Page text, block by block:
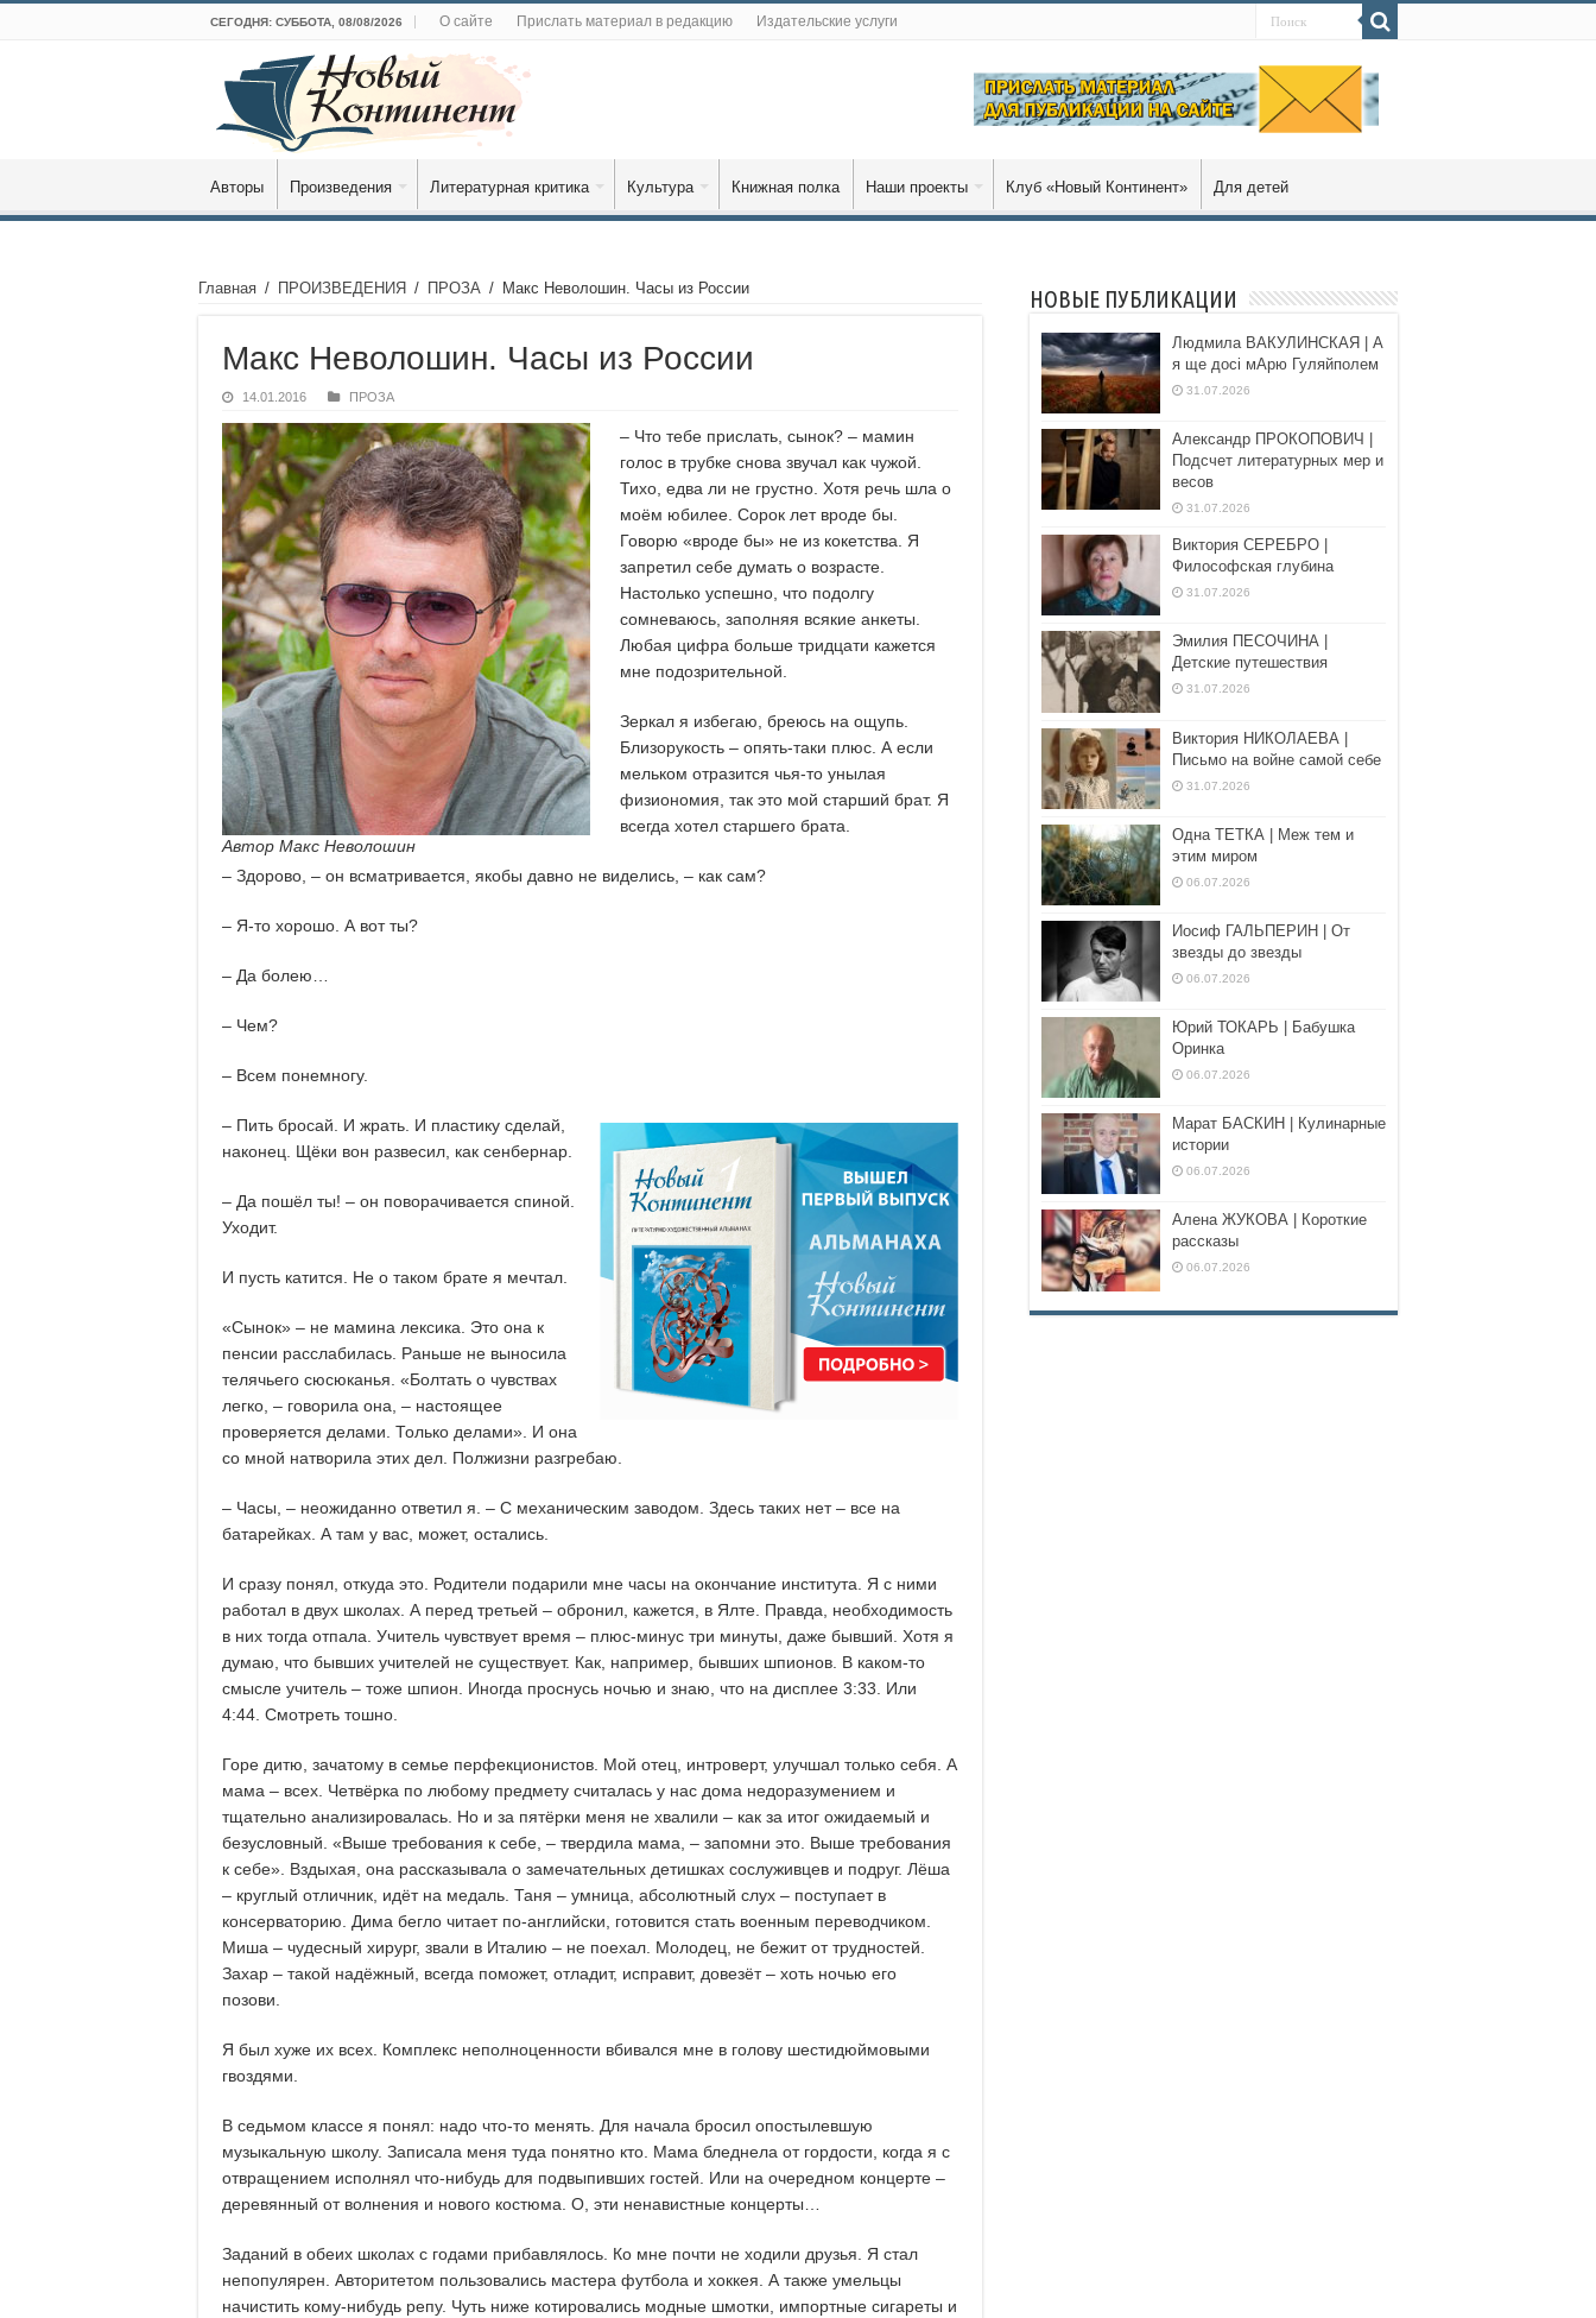
СЕГОДНЯ: СУББОТА, 08/08/2026 О сайте Прислать материал в редакцию Издательские услуги
Авторы Произведения Литературная критика Культура Книжная полка Наши проекты Клуб «Новый Континент» Для детей
Главная / ПРОИЗВЕДЕНИЯ / ПРОЗА / Макс Неволошин. Часы из России
Макс Неволошин. Часы из России
14.01.2016 ПРОЗА
Автор Макс Неволошин
– Что тебе прислать, сынок? – мамин
голос в трубке снова звучал как чужой.
Тихо, едва ли не грустно. Хотя речь шла о
моём юбилее. Сорок лет вроде бы.
Говорю «вроде бы» не из кокетства. Я
запретил себе думать о возрасте.
Настолько успешно, что подолгу
сомневаюсь, заполняя всякие анкеты.
Любая цифра больше тридцати кажется
мне подозрительной.
Зеркал я избегаю, бреюсь на ощупь.
Близорукость – опять-таки плюс. А если
мельком отразится чья-то унылая
физиономия, так это мой старший брат. Я
всегда хотел старшего брата.
– Здорово, – он всматривается, якобы давно не виделись, – как сам?
– Я-то хорошо. А вот ты?
– Да болею…
– Чем?
– Всем понемногу.
– Пить бросай. И жрать. И пластику сделай,
наконец. Щёки вон развесил, как сенбернар.
– Да пошёл ты! – он поворачивается спиной.
Уходит.
И пусть катится. Не о таком брате я мечтал.
«Сынок» – не мамина лексика. Это она к
пенсии расслабилась. Раньше не выносила
телячьего сюсюканья. «Болтать о чувствах
легко, – говорила она, – настоящее
проверяется делами. Только делами». И она
со мной натворила этих дел. Полжизни разгребаю.
– Часы, – неожиданно ответил я. – С механическим заводом. Здесь таких нет – все на
батарейках. А там у вас, может, остались.
И сразу понял, откуда это. Родители подарили мне часы на окончание института. Я с ними
работал в двух школах. А перед третьей – обронил, кажется, в Ялте. Правда, необходимость
в них тогда отпала. Учитель чувствует время – плюс-минус три минуты, даже бывший. Хотя я
думаю, что бывших учителей не существует. Как, например, бывших шпионов. В каком-то
смысле учитель – тоже шпион. Иногда проснусь ночью и знаю, что на дисплее 3:33. Или
4:44. Смотреть тошно.
Горе дитю, зачатому в семье перфекционистов. Мой отец, интроверт, улучшал только себя. А
мама – всех. Четвёрка по любому предмету считалась у нас дома недоразумением и
тщательно анализировалась. Но и за пятёрки меня не хвалили – как за итог ожидаемый и
безусловный. «Выше требования к себе, – твердила мама, – запомни это. Выше требования
к себе». Вздыхая, она рассказывала о замечательных детишках сослуживцев и подруг. Лёша
– круглый отличник, идёт на медаль. Таня – умница, абсолютный слух – поступает в
консерваторию. Дима бегло читает по-английски, готовится стать военным переводчиком.
Миша – чудесный хирург, звали в Италию – не поехал. Молодец, не бежит от трудностей.
Захар – такой надёжный, всегда поможет, отладит, исправит, довезёт – хоть ночью его
позови.
Я был хуже их всех. Комплекс неполноценности вбивался мне в голову шестидюймовыми
гвоздями.
В седьмом классе я понял: надо что-то менять. Для начала бросил опостылевшую
музыкальную школу. Записала меня туда понятно кто. Мама бледнела от гордости, когда я с
отвращением исполнял что-нибудь для подвыпивших гостей. Или на очередном концерте –
деревянный от волнения и нового костюма. О, эти ненавистные концерты…
Заданий в обеих школах с годами прибавлялось. Ко мне почти не ходили друзья. Я стал
непопулярен. Авторитетом пользовались мастера футбола и хоккея. А также умельцы
начистить кому-нибудь репу. Чуть ниже котировались модные шмотки, импортные сигареты и
НОВЫЕ ПУБЛИКАЦИИ
Людмила ВАКУЛИНСКАЯ | А
я ще досі мАрю Гуляйполем
31.07.2026
Александр ПРОКОПОВИЧ |
Подсчет литературных мер и
весов
31.07.2026
Виктория СЕРЕБРО |
Философская глубина
31.07.2026
Эмилия ПЕСОЧИНА |
Детские путешествия
31.07.2026
Виктория НИКОЛАЕВА |
Письмо на войне самой себе
31.07.2026
Одна ТЕТКА | Меж тем и
этим миром
06.07.2026
Иосиф ГАЛЬПЕРИН | От
звезды до звезды
06.07.2026
Юрий ТОКАРЬ | Бабушка
Оринка
06.07.2026
Марат БАСКИН | Кулинарные
истории
06.07.2026
Алена ЖУКОВА | Короткие
рассказы
06.07.2026